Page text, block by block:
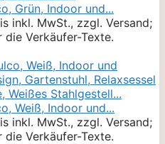
Grün, Indoor und...
inkl. MwSt., zzgl. Versand;
Verkäufer-Texte.
Weiß, Indoor und...
inkl. MwSt., zzgl. Versand;
Verkäufer-Texte.